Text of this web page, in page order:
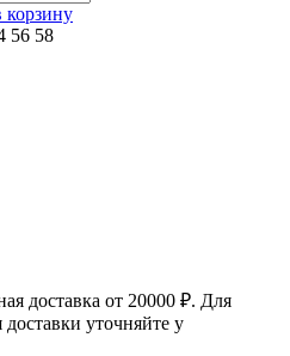
корзину
56 58
доставка от 20000 ₽. Для
уточняйте у